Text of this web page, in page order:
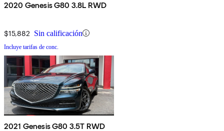
2020 Genesis G80 3.8L RWD
$15,882 Sin calificación
Incluye tarifas de conc.
2021 Genesis G80 3.5T RWD